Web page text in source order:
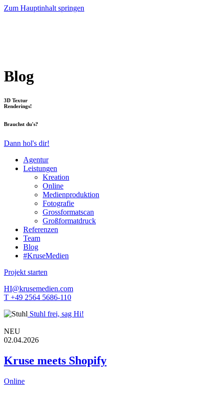
Zum Hauptinhalt springen
Blog
3D Textur
Renderings!
Brauchst du's?
Dann hol's dir!
Agentur
Leistungen
Kreation
Online
Medienproduktion
Fotografie
Grossformatscan
Großformatdruck
Referenzen
Team
Blog
#KruseMedien
Projekt starten
HI@krusemedien.com
T +49 2564 5686-110
Stuhl frei, sag Hi!
NEU
02.04.2026
Kruse meets Shopify
Online